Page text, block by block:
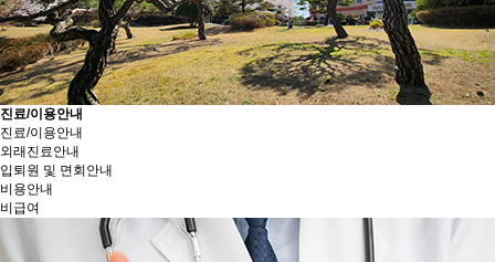
진료/이용안내
진료/이용안내
외래진료안내
입퇴원 및 면회안내
비용안내
비급여